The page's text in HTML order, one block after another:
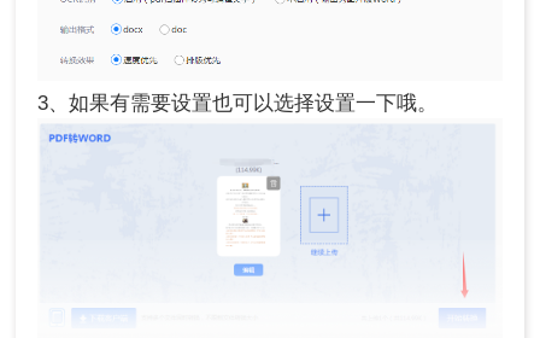
3、如果有需要设置也可以选择设置一下哦。